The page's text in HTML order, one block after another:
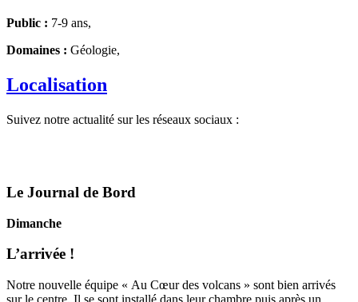
Public : 7-9 ans,
Domaines : Géologie,
Localisation
Suivez notre actualité sur les réseaux sociaux :
Le Journal de Bord
Dimanche
L’arrivée !
Notre nouvelle équipe « Au Cœur des volcans » sont bien arrivés
sur le centre. Il se sont installé dans leur chambre puis après un